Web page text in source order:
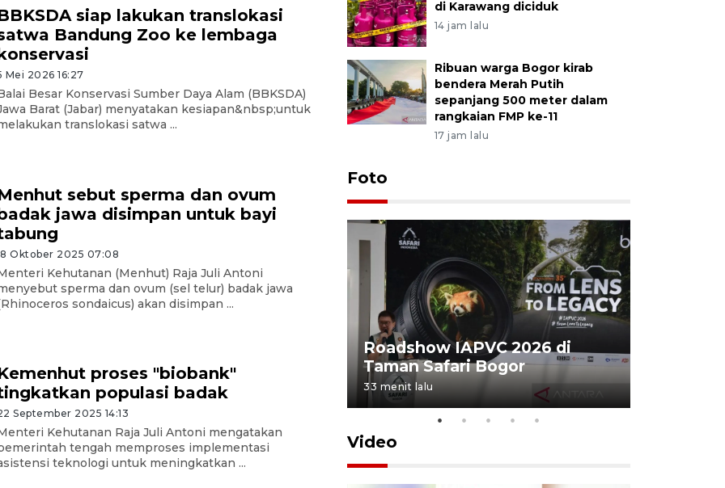
siap lakukan translokasi
Bandung Zoo ke lembaga
Mei 2026 16:27
Besar Konservasi Sumber Daya Alam (BBKSDA)
Barat (Jabar) menyatakan kesiapan&nbsp;untuk
translokasi satwa ...
sebut sperma dan ovum
jawa disimpan untuk bayi
Oktober 2025 07:08
Kehutanan (Menhut) Raja Juli Antoni
sperma dan ovum (sel telur) badak jawa
sondaicus) akan disimpan ...
proses "biobank"
populasi badak
September 2025 14:13
Kehutanan Raja Juli Antoni mengatakan
tengah memproses implementasi
teknologi untuk meningkatkan ...
di Karawang diciduk
14 jam lalu
Ribuan warga Bogor kirab
bendera Merah Putih
sepanjang 500 meter dalam
rangkaian FMP ke-11
17 jam lalu
Foto
di Depok
22 Juni 2026 11:06
Roadshow IAPVC 2026 di
Taman Safari Bogor
33 menit lalu
Video